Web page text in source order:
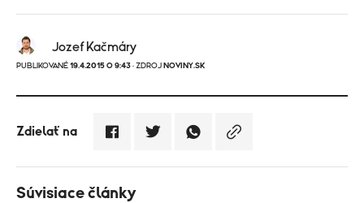
Jozef Kačmáry
PUBLIKOVANÉ 19.4.2015 O 9:43 · ZDROJ NOVINY.SK
Zdielať na
Súvisiace články